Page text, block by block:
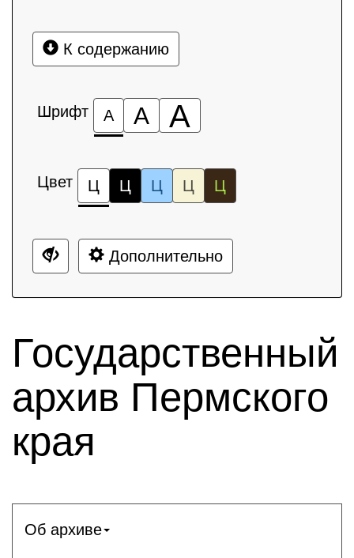
К содержанию
Шрифт А А А
Цвет Ц Ц Ц Ц Ц
Дополнительно
Государственный
архив Пермского
края
Об архиве